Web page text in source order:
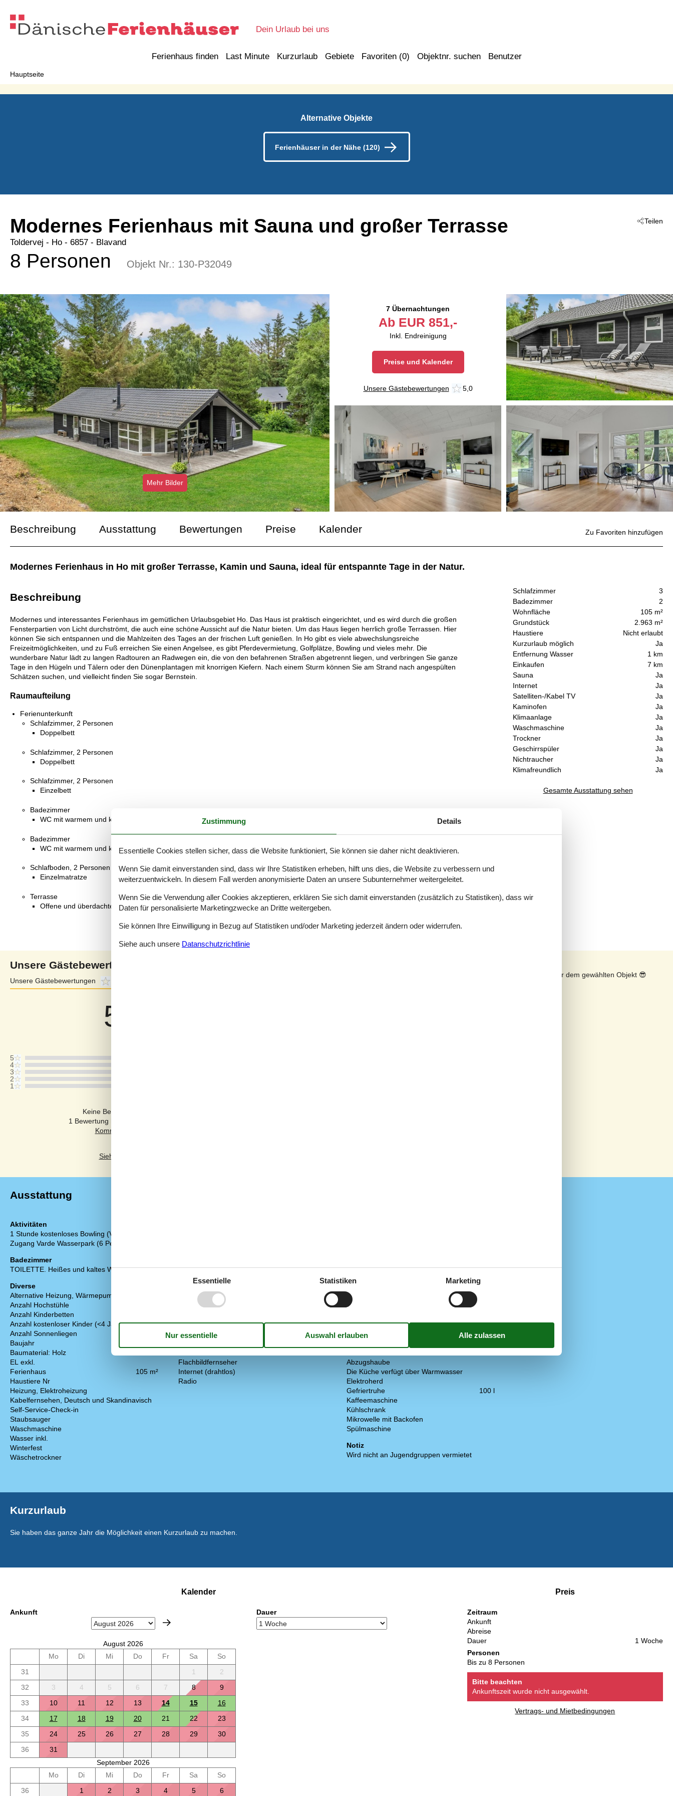
Dein Urlaub bei uns
Ferienhaus finden Last Minute Kurzurlaub Gebiete Favoriten (0) Objektnr. suchen Benutzer
Hauptseite
Alternative Objekte
Ferienhäuser in der Nähe (120)
Teilen
Modernes Ferienhaus mit Sauna und großer Terrasse
Toldervej - Ho - 6857 - Blavand
8 Personen Objekt Nr.: 130-P32049
Mehr Bilder
7 Übernachtungen
Ab EUR 851,-
Inkl. Endreinigung
Preise und Kalender
Unsere Gästebewertungen 5,0
Beschreibung Ausstattung Bewertungen Preise Kalender
Modernes Ferienhaus in Ho mit großer Terrasse, Kamin und Sauna, ideal für entspannte Tage in der Natur.
Schlafzimmer
3
Badezimmer
2
Wohnfläche
105 m²
Grundstück
2.963 m²
Haustiere
Nicht erlaubt
Kurzurlaub möglich
Ja
Entfernung Wasser
1 km
Einkaufen
7 km
Sauna
Ja
Internet
Ja
Satelliten-/Kabel TV
Ja
Kaminofen
Ja
Klimaanlage
Ja
Waschmaschine
Ja
Trockner
Ja
Geschirrspüler
Ja
Nichtraucher
Ja
Klimafreundlich
Ja
Gesamte Ausstattung sehen
Zu Favoriten hinzufügen
Beschreibung
Modernes und interessantes Ferienhaus im gemütlichen Urlaubsgebiet Ho. Das Haus ist praktisch eingerichtet, und es wird durch die großen
Fensterpartien von Licht durchströmt, die auch eine schöne Aussicht auf die Natur bieten. Um das Haus liegen herrlich große Terrassen. Hier
können Sie sich entspannen und die Mahlzeiten des Tages an der frischen Luft genießen. In Ho gibt es viele abwechslungsreiche
Freizeitmöglichkeiten, und zu Fuß erreichen Sie einen Angelsee, es gibt Pferdevermietung, Golfplätze, Bowling und vieles mehr. Die
wunderbare Natur lädt zu langen Radtouren an Radwegen ein, die von den befahrenen Straßen abgetrennt liegen, und verbringen Sie ganze
Tage in den Hügeln und Tälern oder den Dünenplantagen mit knorrigen Kiefern. Nach einem Sturm können Sie am Strand nach angespülten
Schätzen suchen, und vielleicht finden Sie sogar Bernstein.
Raumaufteilung
Ferienunterkunft
Schlafzimmer, 2 Personen
Doppelbett
Schlafzimmer, 2 Personen
Doppelbett
Schlafzimmer, 2 Personen
Einzelbett
Badezimmer
WC mit warmem und kaltem Wasser, Dusche
Badezimmer
WC mit warmem und kaltem Wasser, Dusche
Schlafboden, 2 Personen
Einzelmatratze
Terrasse
Offene und überdachte Terrasse
Unsere Gästebewertungen
Unsere Gästebewertungen
5,0
5
4
3
2
1
Keine Bewertungen haben Kommentare auf Deutsch
1 Bewertung hat einen Kommentar in einer anderen Sprache.
Siehe stattdessen 3 externe Bewertungen.
Sonnenstand über dem gewählten Objekt 😎
Ausstattung
Aktivitäten
1 Stunde kostenloses Bowling (Varde)
Zugang Varde Wasserpark (6 Personen)
Badezimmer
TOILETTE. Heißes und kaltes Wasser
Diverse
Alternative Heizung, Wärmepumpe
Anzahl Hochstühle
Anzahl Kinderbetten
Anzahl kostenloser Kinder (<4 Jahre)
1
Anzahl Sonnenliegen
Baujahr
Baumaterial: Holz
EL exkl.
Ferienhaus
105 m²
Haustiere Nr
Heizung, Elektroheizung
Kabelfernsehen, Deutsch und Skandinavisch
Self-Service-Check-in
Staubsauger
Waschmaschine
Wasser inkl.
Winterfest
Wäschetrockner
Kaminofen
Klimaanlage
Elektrogeräte
Flachbildfernseher
Internet (drahtlos)
Radio
Golfplatz
1,5 km
Nächstes Restaurant
Konzepte
Hochwertige Gartenmöbel
Rauchfreies Haus
Abzugshaube
Die Küche verfügt über Warmwasser
Elektroherd
Gefriertruhe
100 l
Kaffeemaschine
Kühlschrank
Mikrowelle mit Backofen
Spülmaschine
Notiz
Wird nicht an Jugendgruppen vermietet
Kurzurlaub
Sie haben das ganze Jahr die Möglichkeit einen Kurzurlaub zu machen.
Kalender
Ankunft
August 2026
Mo
Di Mi Do Fr Sa
So
31
1
2
32
3 4 5 6 7 8
9
33
10 11 12 13 14 15
16
34
17 18 19 20 21 22
23
35
24 25 26 27 28 29
30
36
31
September 2026
Mo
Di Mi Do Fr Sa
So
36
1 2 3 4 5 6
Dauer
Preis
Zeitraum
Ankunft
Abreise
Dauer
1 Woche
Personen
Bis zu 8 Personen
Bitte beachten
Ankunftszeit wurde nicht ausgewählt.
Vertrags- und Mietbedingungen
Zustimmung Details
Essentielle Cookies stellen sicher, dass die Website funktioniert, Sie können sie daher nicht deaktivieren.
Wenn Sie damit einverstanden sind, dass wir Ihre Statistiken erheben, hilft uns dies, die Website zu verbessern und
weiterzuentwickeln. In diesem Fall werden anonymisierte Daten an unsere Subunternehmer weitergeleitet.
Wenn Sie die Verwendung aller Cookies akzeptieren, erklären Sie sich damit einverstanden (zusätzlich zu Statistiken), dass wir
Daten für personalisierte Marketingzwecke an Dritte weitergeben.
Sie können Ihre Einwilligung in Bezug auf Statistiken und/oder Marketing jederzeit ändern oder widerrufen.
Siehe auch unsere Datanschutzrichtlinie
Essentielle Statistiken Marketing